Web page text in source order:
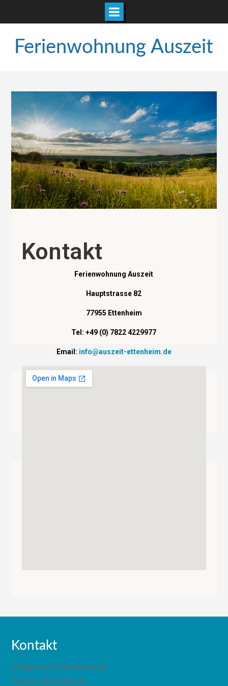
Ferienwohnung Auszeit
Kontakt
Ferienwohnung Auszeit
Hauptstrasse 82
77955 Ettenheim
Tel: +49 (0) 7822 4229977
Email: info@auszeit-ettenheim.de
Kontakt
info@auszeit-ettenheim.de
auszeit-ettenheim.de